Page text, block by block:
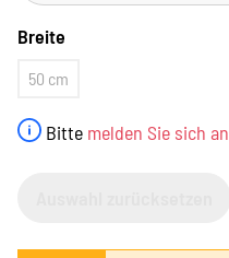
Bitte melden Sie sich an
Breite
50 cm